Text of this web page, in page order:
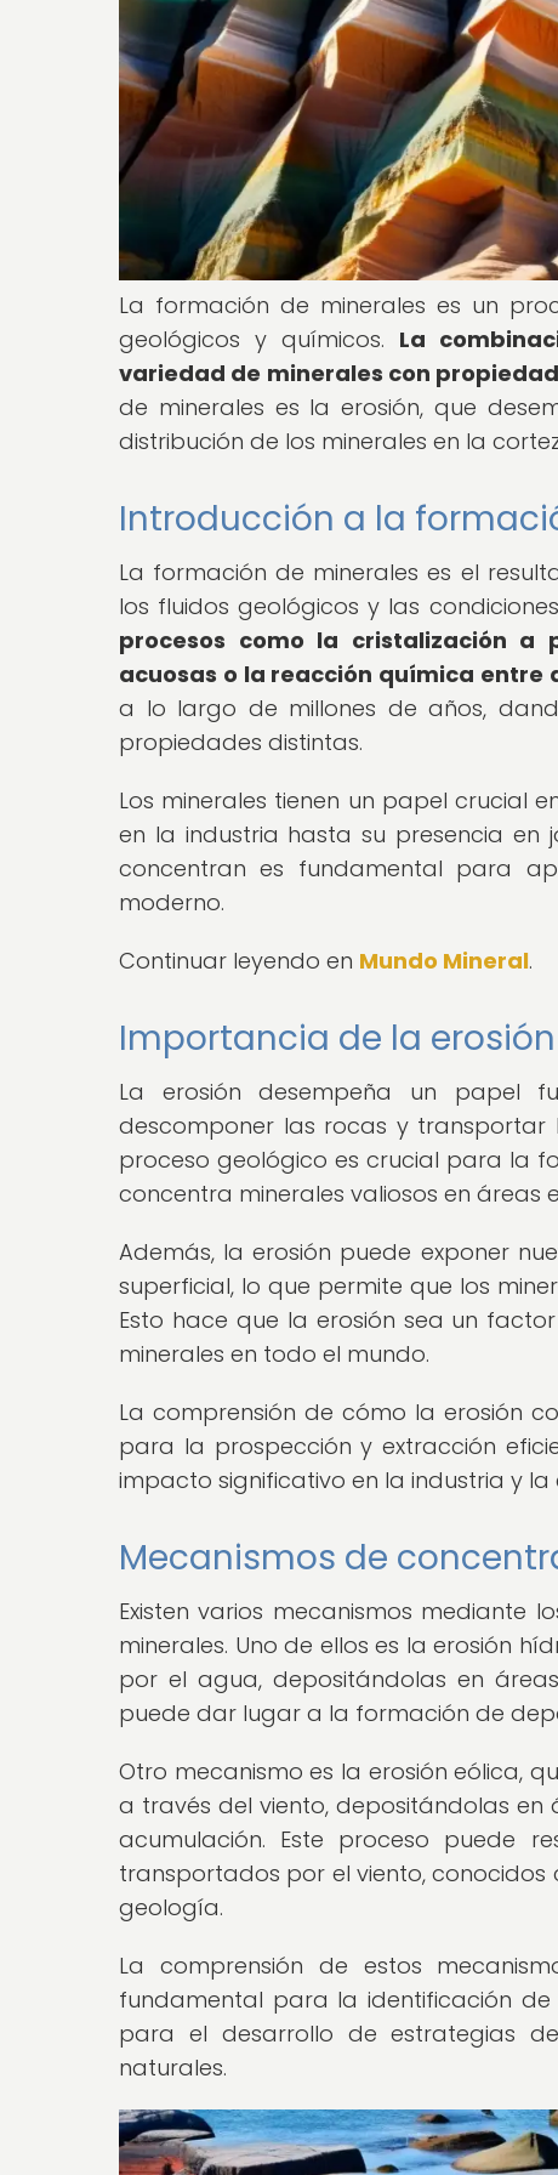
La formación de minerales es un
geológicos y químicos. La
variedad de minerales con
de minerales es la erosión, que
distribución de los minerales en la
Introducción a la
La formación de minerales es el
los fluidos geológicos y las
procesos como la cristalización a
acuosas o la reacción química entre
a lo largo de millones de años,
propiedades distintas.
Los minerales tienen un papel crucial
en la industria hasta su presencia
concentran es fundamental para
moderno.
Continuar leyendo en Mundo Mineral.
Importancia de la
La erosión desempeña un papel
descomponer las rocas y transportar
proceso geológico es crucial para la
concentra minerales valiosos en áreas
Además, la erosión puede exponer
superficial, lo que permite que los
Esto hace que la erosión sea un
minerales en todo el mundo.
La comprensión de cómo la erosión
para la prospección y extracción
impacto significativo en la industria y
Mecanismos de
Existen varios mecanismos mediante
minerales. Uno de ellos es la erosión
por el agua, depositándolas en
puede dar lugar a la formación de
Otro mecanismo es la erosión eólica,
a través del viento, depositándolas
acumulación. Este proceso puede
transportados por el viento,
geología.
La comprensión de estos
fundamental para la identificación
para el desarrollo de estrategias
naturales.